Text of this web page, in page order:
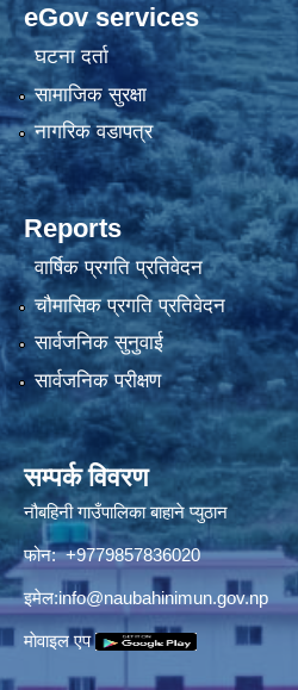
eGov services
घटना दर्ता
सामाजिक सुरक्षा
नागरिक वडापत्र
Reports
वार्षिक प्रगति प्रतिवेदन
चौमासिक प्रगति प्रतिवेदन
सार्वजनिक सुनुवाई
सार्वजनिक परीक्षण
सम्पर्क विवरण
नौबहिनी गाउँपालिका बाहाने प्युठान
फोन: +9779857836020
इमेल:info@naubahinimun.gov.np
माेवाइल एप